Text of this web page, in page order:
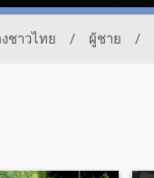
ชาวไทย / ผู้ชาย /